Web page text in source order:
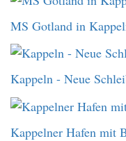
MS Gotland in
Kappeln - Neue
Kappelner Hafen mit